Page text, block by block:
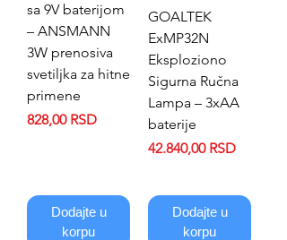
sa 9V baterijom
– ANSMANN
3W prenosiva
svetiljka za hitne
primene
Price
828,00 RSD
Dodajte u
korpu
GOALTEK
ExMP32N
Eksploziono
Sigurna Ručna
Lampa – 3xAA
baterije
Price
42.840,00 RSD
Dodajte u
korpu